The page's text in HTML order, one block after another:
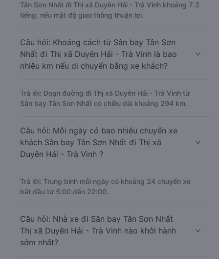
Tân Sơn Nhất đi Thị xã Duyên Hải - Trà Vinh khoảng 7.2
tiếng, nếu mật độ giao thông thuận lợi.
Câu hỏi: Khoảng cách từ Sân bay Tân Sơn
Nhất đi Thị xã Duyên Hải - Trà Vinh là bao
nhiêu km nếu di chuyển bằng xe khách?
Trả lời: Đoạn đường đi Thị xã Duyên Hải - Trà Vinh từ
Sân bay Tân Sơn Nhất có chiều dài khoảng 294 km.
Câu hỏi: Mỗi ngày có bao nhiêu chuyến xe
khách Sân bay Tân Sơn Nhất đi Thị xã
Duyên Hải - Trà Vinh ?
Trả lời: Trung bình mỗi ngày có khoảng 24 chuyến xe
bắt đầu từ 5:00 đến 22:00.
Câu hỏi: Nhà xe đi Sân bay Tân Sơn Nhất
Thị xã Duyên Hải - Trà Vinh nào khởi hành
sớm nhất?